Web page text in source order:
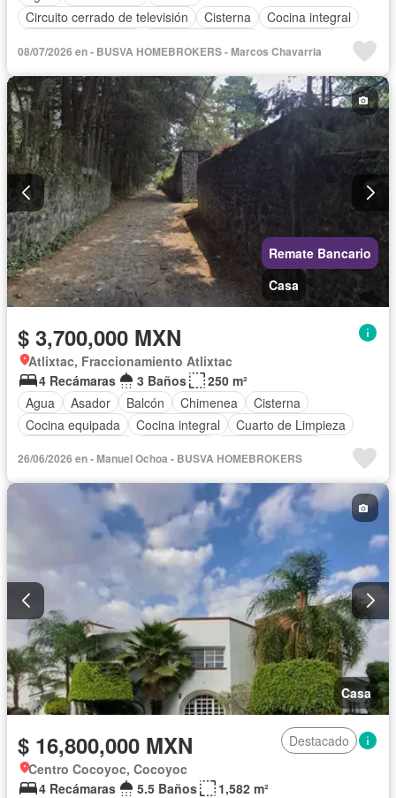
Circuito cerrado de televisión
Cisterna
Cocina integral
Estacionamiento
Gas natural Internet
Jardín
Despacho
Recámara con closet
Sala polivalente
Televisión por cable
Terraza Vista panorámica
Wifi
Zonas verdes
Sin amueblar
08/07/2026 en - BUSVA HOMEBROKERS - Marcos Chavarria
Remate Bancario
Casa
$ 3,700,000 MXN
Atlixtac, Fraccionamiento Atlixtac
4 Recámaras
3 Baños
250 m²
Agua
Asador Balcón Chimenea
Cisterna
Cocina equipada
Cocina integral
Cuarto de Limpieza
Internet
Jardín Recámara con closet
Seguridad
Televisión por cable
Vista panorámica
Wifi
Sin amueblar
26/06/2026 en - Manuel Ochoa - BUSVA HOMEBROKERS
Casa
$ 16,800,000 MXN
Destacado
Centro Cocoyoc, Cocoyoc
4 Recámaras
5.5 Baños
1,582 m²